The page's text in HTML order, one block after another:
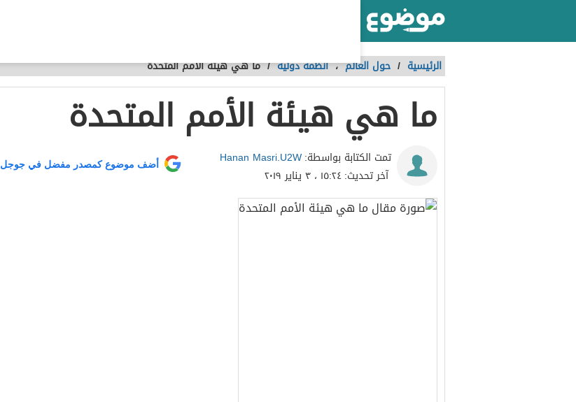
الرئيسية / حول العالم،أنظمة دولية /ما هي هيئة الأمم المتحدة
ما هي هيئة الأمم المتحدة
تمت الكتابة بواسطة:Hanan Masri.U2W
آخر تحديث:١٥:٢٤ ، ٣ يناير ٢٠١٩
أضف موضوع كمصدر مفضل في جوجل